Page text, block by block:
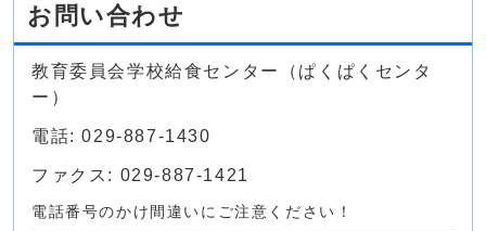
お問い合わせ
教育委員会学校給食センター（ぱくぱくセンタ
ー）
電話: 029-887-1430
ファクス: 029-887-1421
電話番号のかけ間違いにご注意ください！